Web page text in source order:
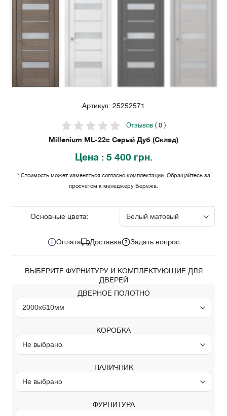
Артикул: 25252571
Отзывов ( 0 )
Millenium ML-22с Серый Дуб (Склад)
Цена : 5 400 грн.
* Стоимость может изменяться согласно комплектации. Обращайтесь за
просчетом к менеджеру Бережа.
Основные цвета:
Оплата Доставка Задать вопрос
ВЫБЕРИТЕ ФУРНИТУРУ И КОМПЛЕКТУЮЩИЕ ДЛЯ
ДВЕРЕЙ
ДВЕРНОЕ ПОЛОТНО
КОРОБКА
НАЛИЧНИК
ФУРНИТУРА